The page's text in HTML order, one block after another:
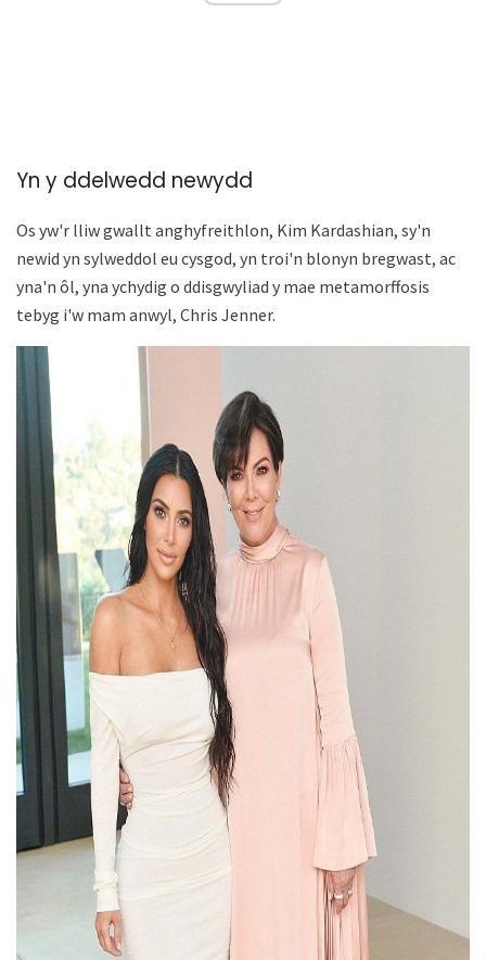
Yn y ddelwedd newydd
Os yw'r lliw gwallt anghyfreithlon, Kim Kardashian, sy'n
newid yn sylweddol eu cysgod, yn troi'n blonyn bregwast, ac
yna'n ôl, yna ychydig o ddisgwyliad y mae metamorffosis
tebyg i'w mam anwyl, Chris Jenner.